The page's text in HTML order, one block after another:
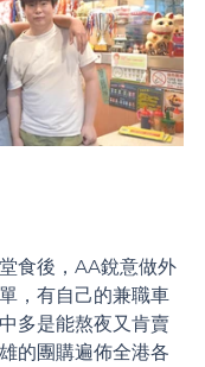
食後，AA銳意做外
，有自己的兼職車
多是能熬夜又肯賣
的團購遍佈全港各